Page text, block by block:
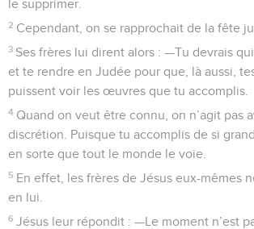
le supprimer.
2 Cependant, on se rapprochait de la fête
3 Ses frères lui dirent alors : —Tu devrais
et te rendre en Judée pour que, là aussi,
puissent voir les œuvres que tu accomplis.
4 Quand on veut être connu, on n’agit pas
discrétion. Puisque tu accomplis de si
en sorte que tout le monde le voie.
5 En effet, les frères de Jésus eux-mêmes
en lui.
6 Jésus leur répondit : —Le moment n’est